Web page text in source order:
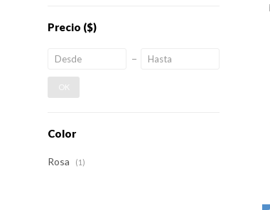
Precio ($)
OK
Color
Rosa (1)